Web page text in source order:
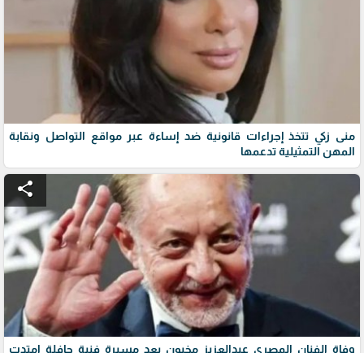
منى زكي تتخذ إجراءات قانونية ضد إساءة عبر مواقع التواصل ونقابة
المهن التمثيلية تدعمها
share
وفاة الفنان المصري عبدالعزيز مخيون بعد مسيرة فنية حافلة امتدت